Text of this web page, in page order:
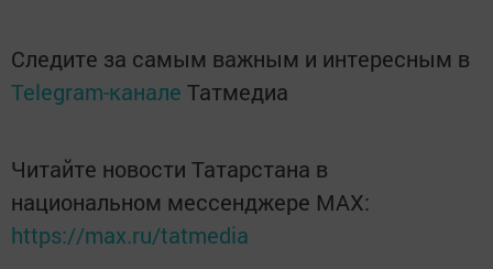
Следите за самым важным и интересным в
Telegram-канале Татмедиа
Читайте новости Татарстана в
национальном мессенджере MАХ:
https://max.ru/tatmedia